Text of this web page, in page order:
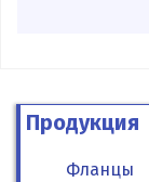
Продукция
Фланцы